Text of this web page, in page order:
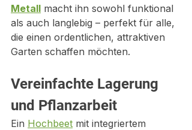
Metall macht ihn sowohl funktional
als auch langlebig – perfekt für alle,
die einen ordentlichen, attraktiven
Garten schaffen möchten.
Vereinfachte Lagerung
und Pflanzarbeit
Ein Hochbeet mit integriertem